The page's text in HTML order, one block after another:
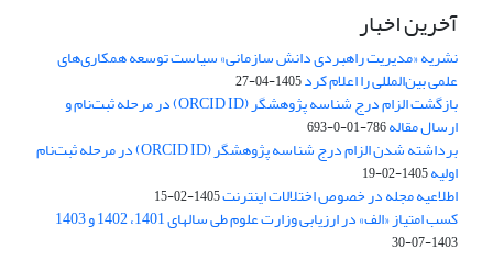
آخرین اخبار
نشریه «مدیریت راهبردی دانش سازمانی» سیاست توسعه همکاری‌های
علمی بین‌المللی را اعلام کرد1405-04-27
بازگشت الزام درج شناسه پژوهشگر (ORCID ID) در مرحله ثبت‌نام و
ارسال مقاله786-01-0-693
برداشته شدن الزام درج شناسه پژوهشگر (ORCID ID) در مرحله ثبت‌نام
اولیه1405-02-19
اطلاعیه مجله در خصوص اختلالات اینترنت1405-02-15
کسب امتیاز «الف» در ارزیابی وزارت علوم طی سالهای 1401، 1402 و 1403
1403-07-30